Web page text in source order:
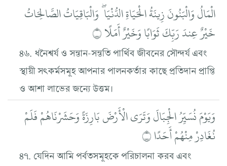
الْمَالُ وَالْبَنُونَ زِينَةُ الْحَيَاةِ الدُّنْيَا ۖ وَالْبَاقِيَاتُ الصَّالِحَاتُ
خَيْرٌ عِندَ رَبِّكَ ثَوَابًا وَخَيْرٌ أَمَلًا ۝
৪৬. ধনৈশ্বর্য ও সন্তান-সন্ততি পার্থিব জীবনের সৌন্দর্য এবং
স্থায়ী সৎকর্মসমূহ আপনার পালনকর্তার কাছে প্রতিদান প্রাপ্তি
ও আশা লাভের জন্যে উত্তম।
وَيَوْمَ نُسَيِّرُ الْجِبَالَ وَتَرَى الْأَرْضَ بَارِزَةً وَحَشَرْنَاهُمْ فَلَمْ
نُغَادِرْ مِنْهُمْ أَحَدًا ۝
৪৭. যেদিন আমি পর্বতসমূহকে পরিচালনা করব এবং